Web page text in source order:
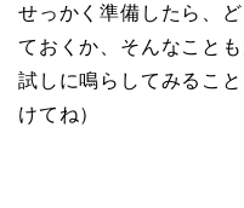
せっかく準備したら、
ておくか、そんなことも
試しに鳴らしてみるこ
けてね）